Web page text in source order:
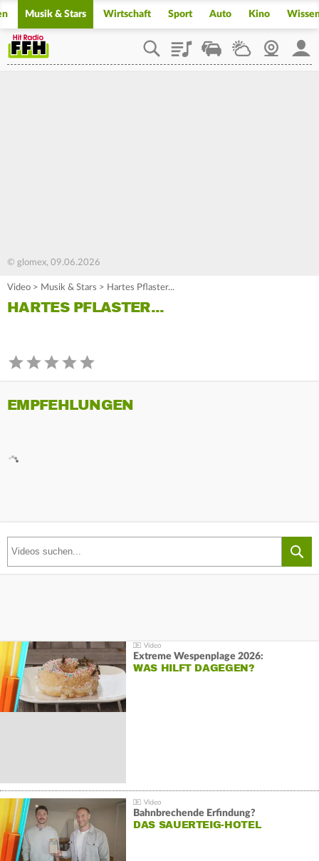
Musik & Stars Wirtschaft Sport Auto Kino
PlaylistStaupilotWetterWebcam
© glomex, 09.06.2026
Video > Musik & Stars > Hartes Pflaster...
HARTES PFLASTER...
EMPFEHLUNGEN
Extreme Wespenplage 2026:
WAS HILFT DAGEGEN?
Bahnbrechende Erfindung?
DAS SAUERTEIG-HOTEL